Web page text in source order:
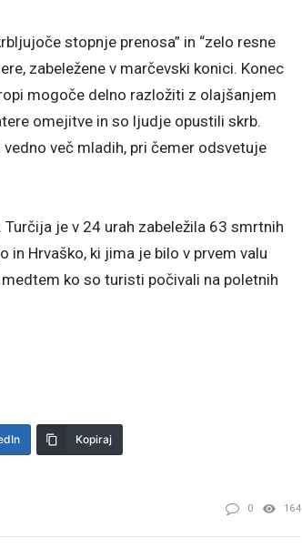
stopnje prenosa” in “zelo resne
zabeležene v marčevski konici. Konec
mogoče delno razložiti z olajšanjem
omejitve in so ljudje opustili skrb.
več mladih, pri čemer odsvetuje
je v 24 urah zabeležila 63 smrtnih
in Hrvaško, ki jima je bilo v prvem valu
ko so turisti počivali na poletnih
Kopiraj
0 164